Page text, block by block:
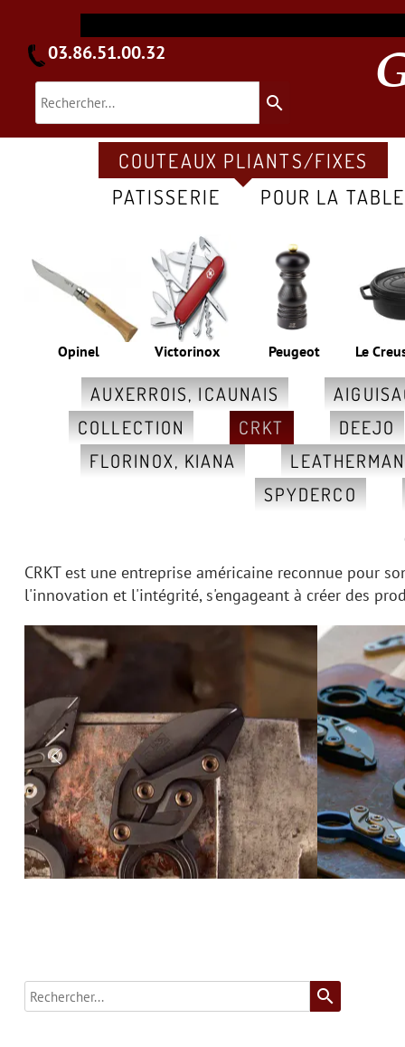
search
AUXERROIS, ICAUNAIS
COLLECTION
CRKT
DEEJO
FLORINOX, KIANA
LEATHERMAN
SPYDERCO
Peugeot Le
Victorinox
Opinel
COUTEAUX PLIANTS/FIXES
PATISSERIE
POUR LA TABLE
03.86.51.00.32
CRKT est une entreprise américaine reconnue pour
l'innovation et l'intégrité, s'engageant à créer des

search